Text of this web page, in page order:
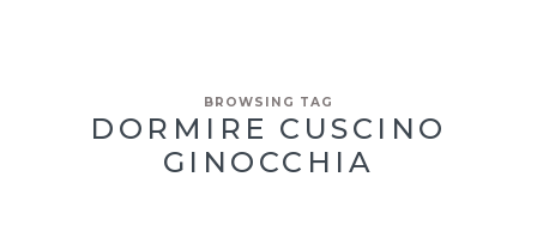
BROWSING TAG
DORMIRE CUSCINO
GINOCCHIA